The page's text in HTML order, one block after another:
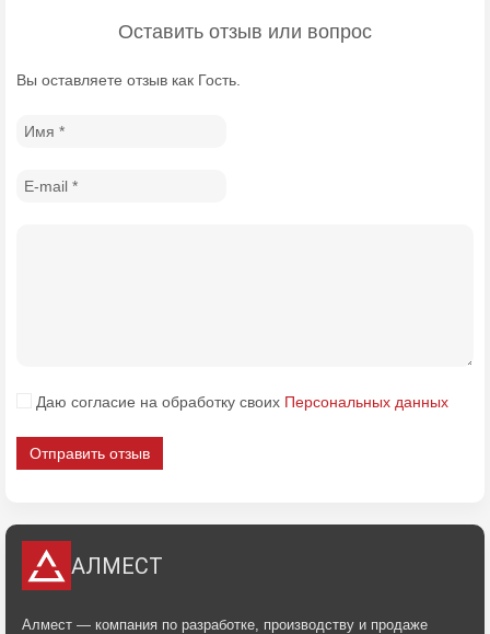
Оставить отзыв или вопрос
Вы оставляете отзыв как Гость.
Даю согласие на обработку своих Персональных данных
Отправить отзыв
АЛМЕСТ
Алмест — компания по разработке, производству и продаже